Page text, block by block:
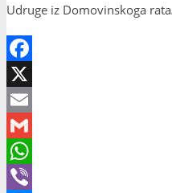
Udruge iz Domovinskoga
Facebook
X
Email
Gmail
WhatsApp